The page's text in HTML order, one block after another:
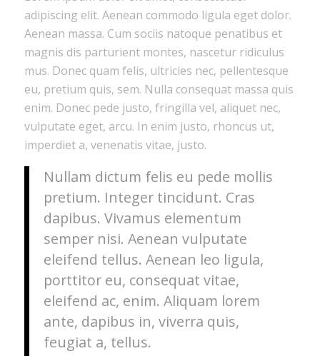
adipiscing elit. Aenean commodo ligula eget dolor.
Aenean massa. Cum sociis natoque penatibus et
magnis dis parturient montes, nascetur ridiculus
mus. Donec quam felis, ultricies nec, pellentesque
eu, pretium quis, sem. Nulla consequat massa quis
enim. Donec pede justo, fringilla vel, aliquet nec,
vulputate eget, arcu. In enim justo, rhoncus ut,
imperdiet a, venenatis vitae, justo.
Nullam dictum felis eu pede mollis
pretium. Integer tincidunt. Cras
dapibus. Vivamus elementum
semper nisi. Aenean vulputate
eleifend tellus. Aenean leo ligula,
porttitor eu, consequat vitae,
eleifend ac, enim. Aliquam lorem
ante, dapibus in, viverra quis,
feugiat a, tellus.